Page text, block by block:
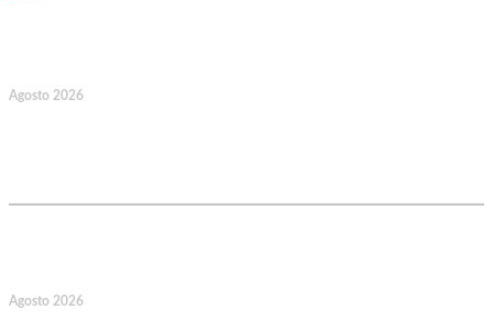
Agosto 2026
Agosto 2026